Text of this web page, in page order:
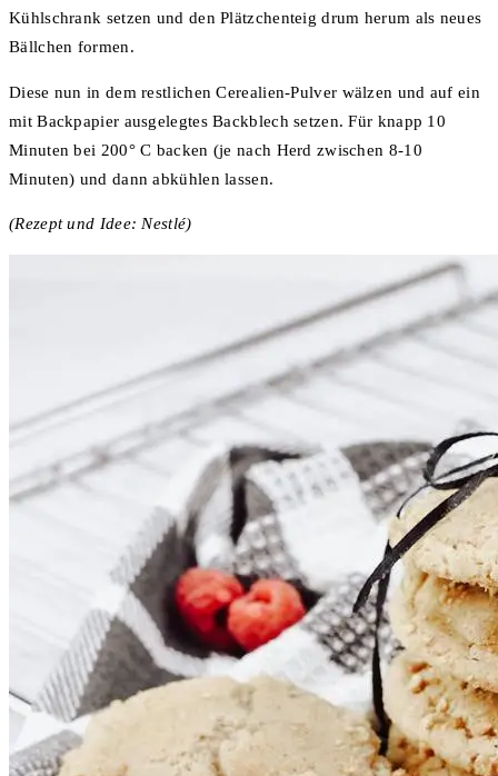
Kühlschrank setzen und den Plätzchenteig drum herum als neues
Bällchen formen.
Diese nun in dem restlichen Cerealien-Pulver wälzen und auf ein
mit Backpapier ausgelegtes Backblech setzen. Für knapp 10
Minuten bei 200° C backen (je nach Herd zwischen 8-10
Minuten) und dann abkühlen lassen.
(Rezept und Idee: Nestlé)